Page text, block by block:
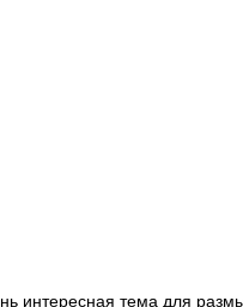
интересная тема для